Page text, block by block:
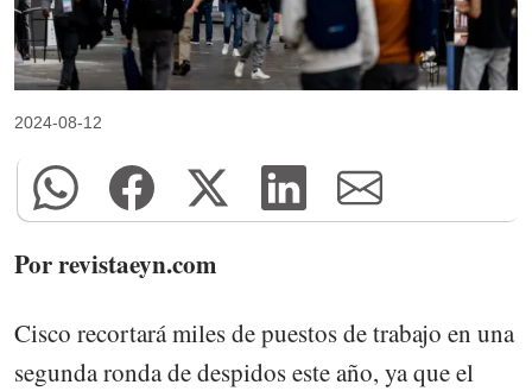
2024-08-12
Por revistaeyn.com
Cisco recortará miles de puestos de trabajo en una
segunda ronda de despidos este año, ya que el